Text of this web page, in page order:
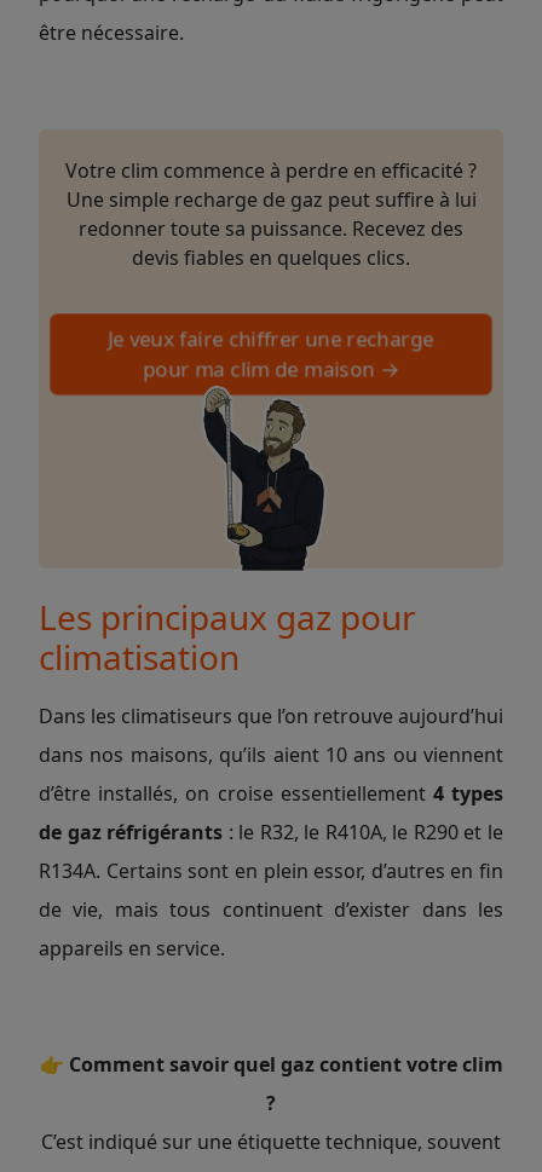
être nécessaire.
Votre clim commence à perdre en efficacité ?
Une simple recharge de gaz peut suffire à lui
redonner toute sa puissance. Recevez des
devis fiables en quelques clics.
Je veux faire chiffrer une recharge
pour ma clim de maison →
Les principaux gaz pour
climatisation
Dans les climatiseurs que l’on retrouve aujourd’hui
dans nos maisons, qu’ils aient 10 ans ou viennent
d’être installés, on croise essentiellement 4 types
de gaz réfrigérants : le R32, le R410A, le R290 et le
R134A. Certains sont en plein essor, d’autres en fin
de vie, mais tous continuent d’exister dans les
appareils en service.
👉 Comment savoir quel gaz contient votre clim
?
C’est indiqué sur une étiquette technique, souvent